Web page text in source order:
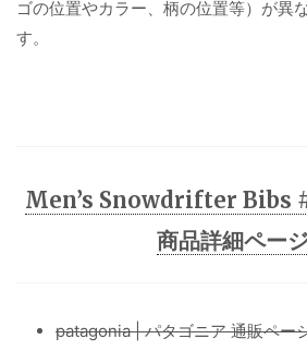
ゴの位置やカラー、柄の位置等）が異
す。
Men’s Snowdrifter Bibs
商品詳細ペー
patagonia | パタゴニア 通販ペー